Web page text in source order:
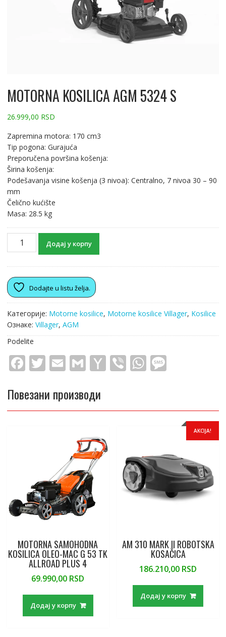
MOTORNA KOSILICA AGM 5324 S
26.999,00 RSD
Zapremina motora: 170 cm3
Tip pogona: Gurajuća
Preporučena površina košenja:
Širina košenja:
Podešavanja visine košenja (3 nivoa): Centralno, 7 nivoa 30 – 90
mm
Čelično kućište
Masa: 28.5 kg
Додај у корпу
Dodajte u listu želja.
Категорије: Motorne kosilice, Motorne kosilice Villager, Kosilice
Ознаке: Villager, AGM
Podelite
F
e
b
T
itt
er
E
ai
l
G
ai
l
Y
o
M
ai
Vi W
s
p
M
a
Повезани производи
MOTORNA SAMOHODNA
KOSILICA OLEO-MAC G 53 TK
ALLROAD PLUS 4
69.990,00 RSD
Додај у корпу
AKCIJA!
AM 310 MARK II ROBOTSKA
KOSAČICA
186.210,00 RSD
Додај у корпу